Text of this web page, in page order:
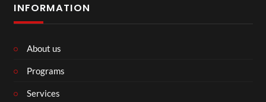
INFORMATION
About us
Programs
Services